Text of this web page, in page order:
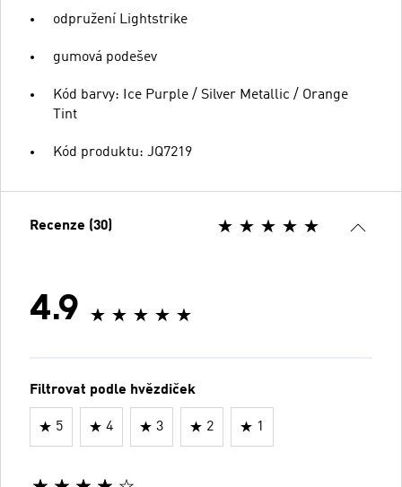
odpružení Lightstrike
gumová podešev
Kód barvy: Ice Purple / Silver Metallic / Orange
Tint
Kód produktu: JQ7219
Recenze (30)
4.9
Filtrovat podle hvězdiček
5 4 3 2 1